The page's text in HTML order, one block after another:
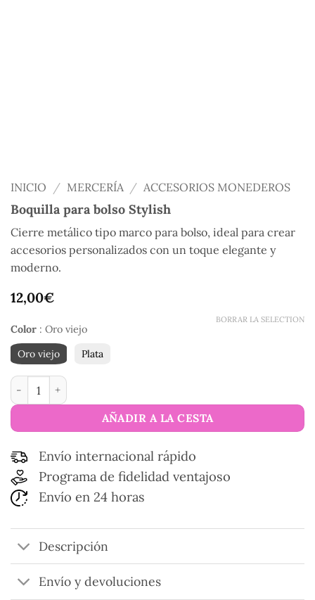
INICIO / MERCERÍA / ACCESORIOS MONEDEROS
Boquilla para bolso Stylish
Cierre metálico tipo marco para bolso, ideal para crear
accesorios personalizados con un toque elegante y
moderno.
12,00€
Color : Oro viejo
Oro viejo
Plata
BORRAR LA SELECTION
Boquilla para bolso Stylish cantidad
AÑADIR A LA CESTA
Envío internacional rápido
Programa de fidelidad ventajoso
Envío en 24 horas
Descripción
Envío y devoluciones